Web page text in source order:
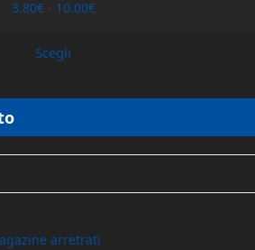
3.80€ - 10.00€Fascia
Scegli
arretrati